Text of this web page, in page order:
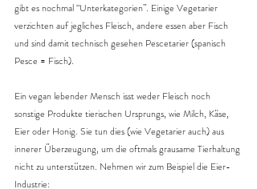
gibt es nochmal “Unterkategorien”. Einige Vegetarier
verzichten auf jegliches Fleisch, andere essen aber Fisch
und sind damit technisch gesehen Pescetarier (spanisch
Pesce = Fisch).
Ein vegan lebender Mensch isst weder Fleisch noch
sonstige Produkte tierischen Ursprungs, wie Milch, Käse,
Eier oder Honig. Sie tun dies (wie Vegetarier auch) aus
innerer Überzeugung, um die oftmals grausame Tierhaltung
nicht zu unterstützen. Nehmen wir zum Beispiel die Eier-
Industrie: